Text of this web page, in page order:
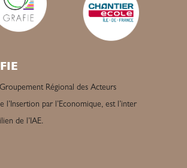
Régional des Acteurs
l’Insertion par l’Economique, est l’inter
de l’IAE.